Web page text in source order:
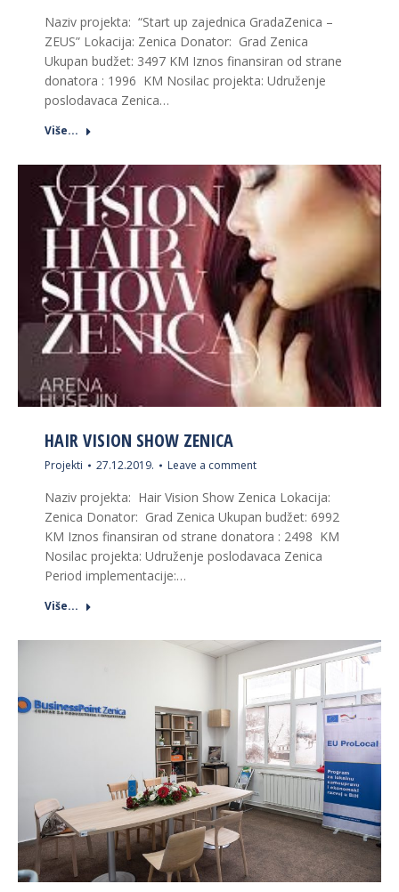
Naziv projekta: “Start up zajednica GradaZenica –
ZEUS” Lokacija: Zenica Donator: Grad Zenica
Ukupan budžet: 3497 KM Iznos finansiran od strane
donatora : 1996 KM Nosilac projekta: Udruženje
poslodavaca Zenica…
Više...
HAIR VISION SHOW ZENICA
Projekti 27.12.2019. Leave a comment
Naziv projekta: Hair Vision Show Zenica Lokacija:
Zenica Donator: Grad Zenica Ukupan budžet: 6992
KM Iznos finansiran od strane donatora : 2498 KM
Nosilac projekta: Udruženje poslodavaca Zenica
Period implementacije:…
Više...